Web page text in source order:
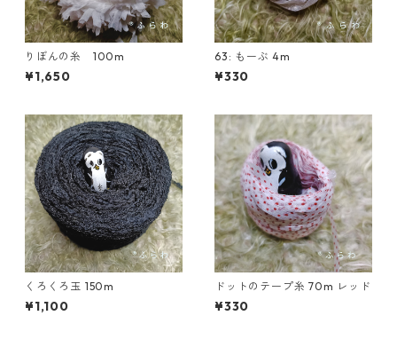
りぼんの糸 100m
¥1,650
63: もーぶ 4m
¥330
くろくろ玉 150m
¥1,100
ドットのテープ糸 70m レッド
¥330